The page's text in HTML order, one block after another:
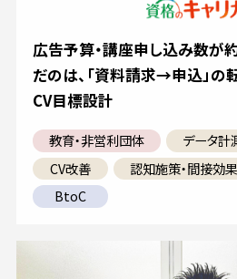
広告予算・講座申し込み数が
だのは、「資料請求→申込」の
CV目標設計
教育・非営利団体
データ計
CV改善
認知施策・間接効果
BtoC